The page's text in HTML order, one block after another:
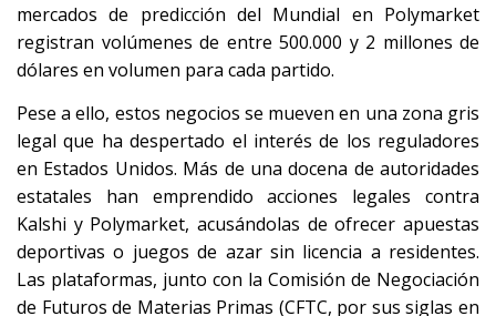
mercados de predicción del Mundial en Polymarket
registran volúmenes de entre 500.000 y 2 millones de
dólares en volumen para cada partido.
Pese a ello, estos negocios se mueven en una zona gris
legal que ha despertado el interés de los reguladores
en Estados Unidos. Más de una docena de autoridades
estatales han emprendido acciones legales contra
Kalshi y Polymarket, acusándolas de ofrecer apuestas
deportivas o juegos de azar sin licencia a residentes.
Las plataformas, junto con la Comisión de Negociación
de Futuros de Materias Primas (CFTC, por sus siglas en